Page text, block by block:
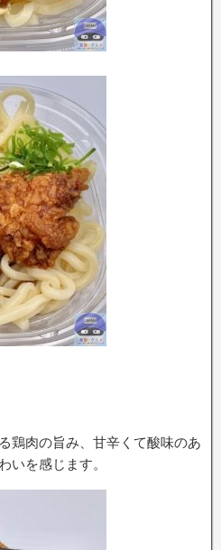
鶏肉の旨み、甘辛くて酸味のあ
いを感じます。